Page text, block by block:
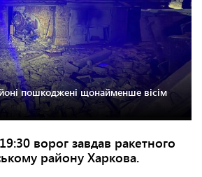
пошкоджені щонайменше вісім
ворог завдав ракетного
району Харкова.